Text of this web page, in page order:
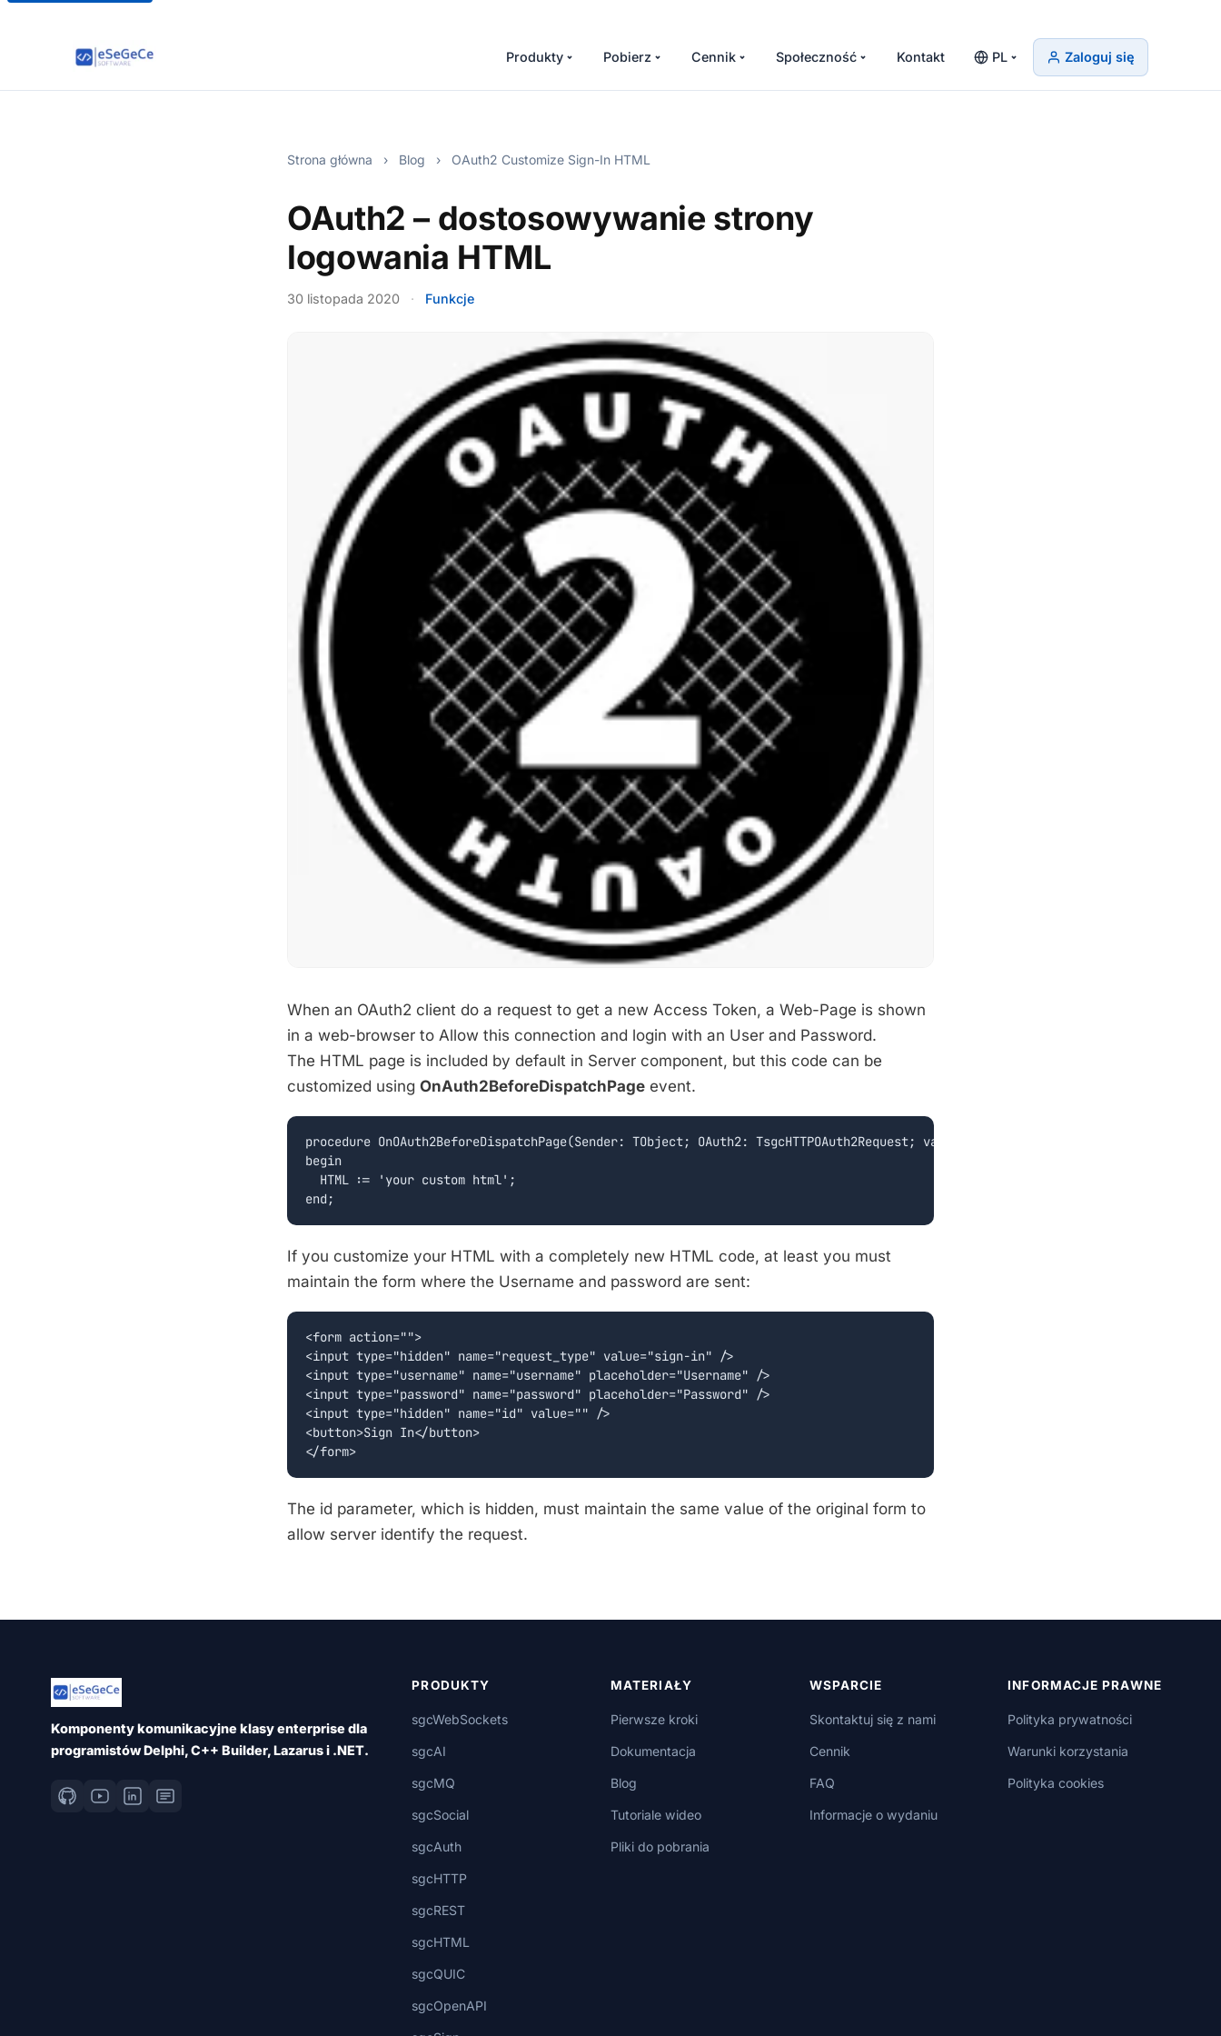
Produkty Pobierz Cennik Społeczność Kontakt PL Zaloguj się
Strona główna › Blog › OAuth2 Customize Sign-In HTML
OAuth2 – dostosowywanie strony
logowania HTML
30 listopada 2020 · Funkcje
When an OAuth2 client do a request to get a new Access Token, a Web-Page is shown
in a web-browser to Allow this connection and login with an User and Password.
The HTML page is included by default in Server component, but this code can be
customized using OnAuth2BeforeDispatchPage event.
procedure OnOAuth2BeforeDispatchPage(Sender: TObject; OAuth2: TsgcHTTPOAuth2Request; var HTML: string);
begin
  HTML := 'your custom html';
If you customize your HTML with a completely new HTML code, at least you must
maintain the form where the Username and password are sent:
<form action="">
<input type="hidden" name="request_type" value="sign-in" />
<input type="username" name="username" placeholder="Username" />
<input type="password" name="password" placeholder="Password" />
<input type="hidden" name="id" value="" />
<button>Sign In</button>
The id parameter, which is hidden, must maintain the same value of the original form to
allow server identify the request.
Komponenty komunikacyjne klasy enterprise dla
programistów Delphi, C++ Builder, Lazarus i .NET.
PRODUKTY
sgcWebSockets
sgcAI
sgcMQ
sgcSocial
sgcAuth
sgcHTTP
sgcREST
sgcHTML
sgcQUIC
sgcOpenAPI
MATERIAŁY
Pierwsze kroki
Dokumentacja
Blog
Tutoriale wideo
Pliki do pobrania
WSPARCIE
Skontaktuj się z nami
Cennik
FAQ
Informacje o wydaniu
INFORMACJE PRAWNE
Polityka prywatności
Warunki korzystania
Polityka cookies